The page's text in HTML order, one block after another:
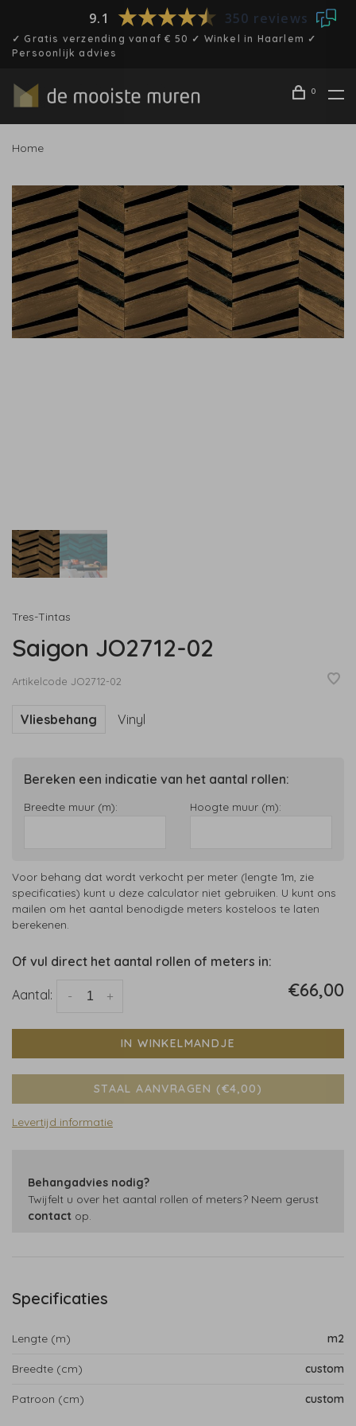
9.1 350 reviews
✓ Gratis verzending vanaf € 50 ✓ Winkel in Haarlem ✓
Persoonlijk advies
0
Home
Tres-Tintas
Saigon JO2712-02
Artikelcode JO2712-02
Vliesbehang Vinyl
Bereken een indicatie van het aantal rollen:
Breedte muur (m): Hoogte muur (m):
Voor behang dat wordt verkocht per meter (lengte 1m, zie
specificaties) kunt u deze calculator niet gebruiken. U kunt ons
mailen om het aantal benodigde meters kosteloos te laten
berekenen.
Of vul direct het aantal rollen of meters in:
Aantal: +
- €66,00
IN WINKELMANDJE
STAAL AANVRAGEN (€4,00)
Levertijd informatie
Behangadvies nodig?
Twijfelt u over het aantal rollen of meters? Neem gerust
contact op.
Specificaties
Lengte (m) m2
Breedte (cm) custom
Patroon (cm) custom